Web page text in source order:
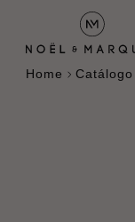
Home Catálogo